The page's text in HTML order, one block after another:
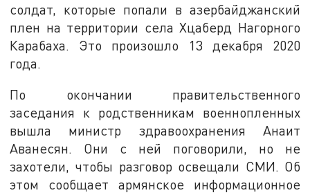
солдат, которые попали в азербайджанский
плен на территории села Хцаберд Нагорного
Карабаха. Это произошло 13 декабря 2020
года.
По окончании правительственного
заседания к родственникам военнопленных
вышла министр здравоохранения Анаит
Аванесян. Они с ней поговорили, но не
захотели, чтобы разговор освещали СМИ. Об
этом сообщает армянское информационное